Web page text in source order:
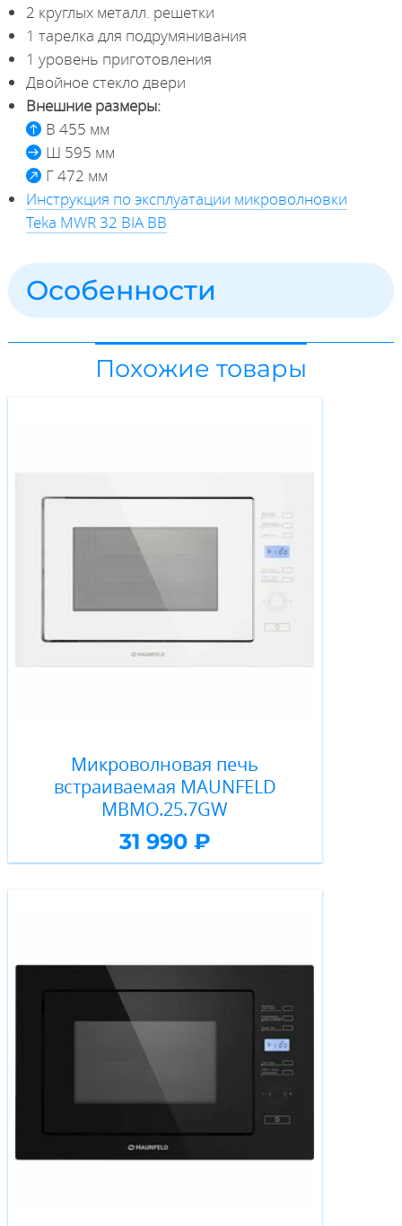
2 круглых металл. решетки
1 тарелка для подрумянивания
1 уровень приготовления
Двойное стекло двери
Внешние размеры:
В 455 мм
Ш 595 мм
Г 472 мм
Инструкция по эксплуатации микроволновки
Teka MWR 32 BIA BB
Особенности
Похожие товары
Микроволновая печь
встраиваемая MAUNFELD
MBMO.25.7GW
31 990 ₽